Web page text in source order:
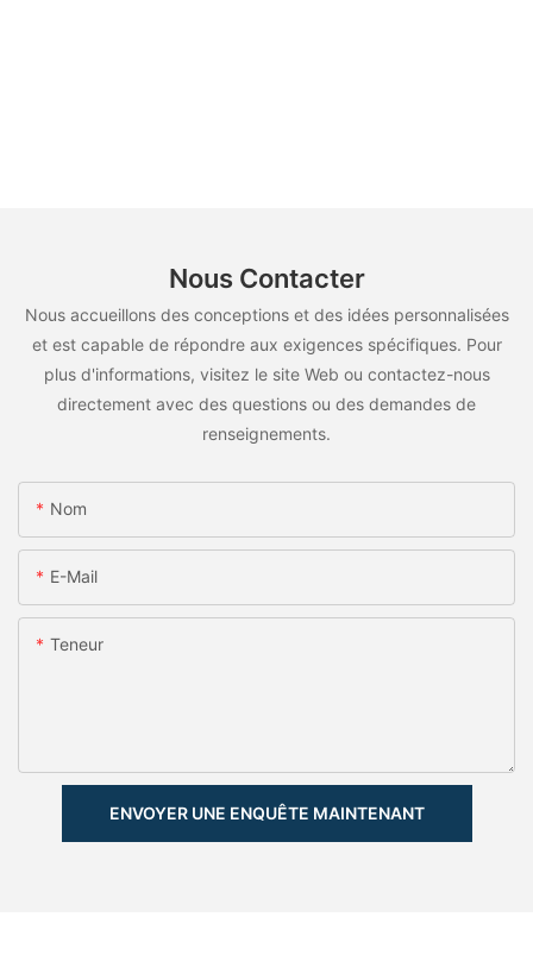
Nous Contacter
Nous accueillons des conceptions et des idées personnalisées
et est capable de répondre aux exigences spécifiques. Pour
plus d'informations, visitez le site Web ou contactez-nous
directement avec des questions ou des demandes de
renseignements.
Nom
E-Mail
Teneur
ENVOYER UNE ENQUÊTE MAINTENANT